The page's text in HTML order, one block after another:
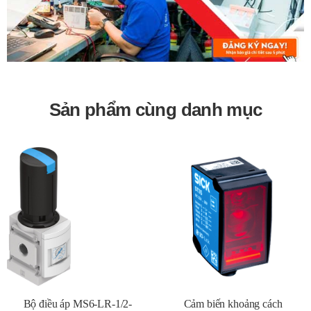
thống công nghiệp.
Bảo hành 12 tháng
Sản phẩm cùng danh mục
Bộ điều áp MS6-LR-1/2- Cảm biến khoảng cách